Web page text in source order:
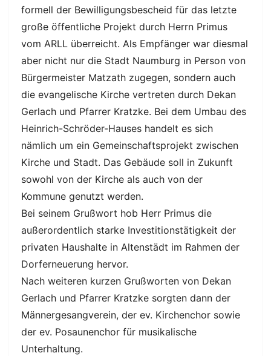
formell der Bewilligungsbescheid für das letzte
große öffentliche Projekt durch Herrn Primus
vom ARLL überreicht. Als Empfänger war diesmal
aber nicht nur die Stadt Naumburg in Person von
Bürgermeister Matzath zugegen, sondern auch
die evangelische Kirche vertreten durch Dekan
Gerlach und Pfarrer Kratzke. Bei dem Umbau des
Heinrich-Schröder-Hauses handelt es sich
nämlich um ein Gemeinschaftsprojekt zwischen
Kirche und Stadt. Das Gebäude soll in Zukunft
sowohl von der Kirche als auch von der
Kommune genutzt werden.
Bei seinem Grußwort hob Herr Primus die
außerordentlich starke Investitionstätigkeit der
privaten Haushalte in Altenstädt im Rahmen der
Dorferneuerung hervor.
Nach weiteren kurzen Grußworten von Dekan
Gerlach und Pfarrer Kratzke sorgten dann der
Männergesangverein, der ev. Kirchenchor sowie
der ev. Posaunenchor für musikalische
Unterhaltung.